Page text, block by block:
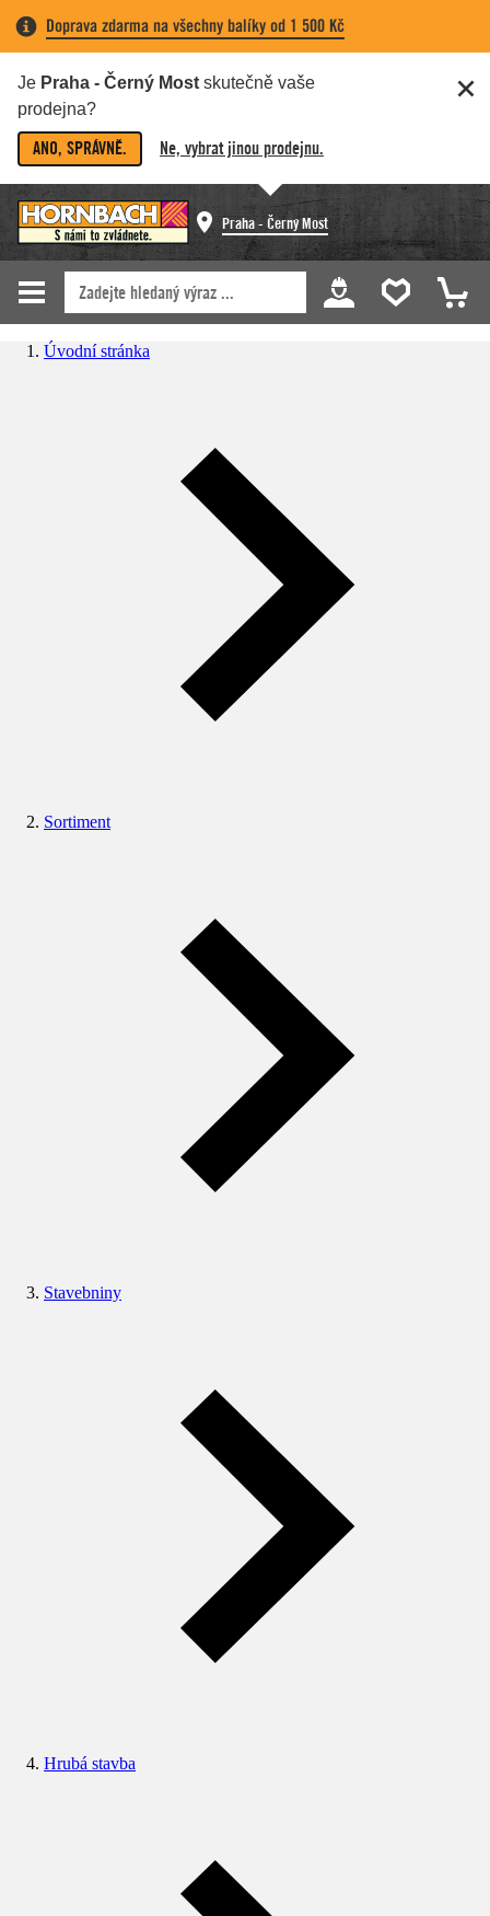
Doprava zdarma na všechny balíky od 1 500 Kč
Je Praha - Černý Most skutečně vaše
prodejna?
ANO, SPRÁVNĚ. Ne, vybrat jinou prodejnu.
Praha - Černý Most
Úvodní stránka
Sortiment
Stavebniny
Hrubá stavba